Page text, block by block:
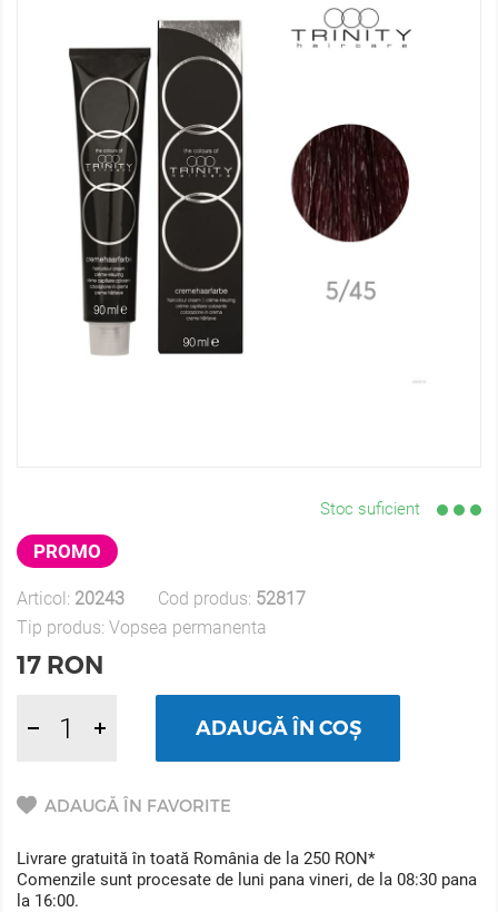
Stoc suficient
PROMO
Articol: 20243 Cod produs: 52817
Tip produs: Vopsea permanenta
17 RON
ADAUGĂ ÎN COȘ
ADAUGĂ ÎN FAVORITE
Livrare gratuită în toată România de la 250 RON*
Comenzile sunt procesate de luni pana vineri, de la 08:30 pana
la 16:00.